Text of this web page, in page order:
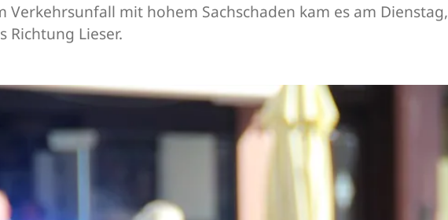
Verkehrsunfall mit hohem Sachschaden kam es am
Richtung Lieser.